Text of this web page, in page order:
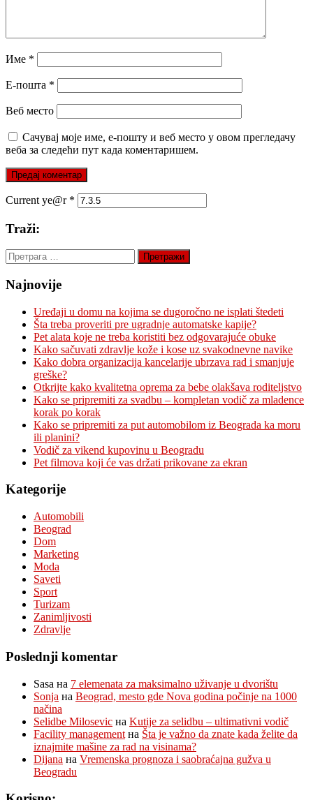
Име *
Е-пошта *
Веб место
Сачувај моје име, е-пошту и веб место у овом прегледачу
веба за следећи пут када коментаришем.
Current ye@r *
Traži:
Претрага
за:
Najnovije
Uređaji u domu na kojima se dugoročno ne isplati štedeti
Šta treba proveriti pre ugradnje automatske kapije?
Pet alata koje ne treba koristiti bez odgovarajuće obuke
Kako sačuvati zdravlje kože i kose uz svakodnevne navike
Kako dobra organizacija kancelarije ubrzava rad i smanjuje
greške?
Otkrijte kako kvalitetna oprema za bebe olakšava roditeljstvo
Kako se pripremiti za svadbu – kompletan vodič za mladence
korak po korak
Kako se pripremiti za put automobilom iz Beograda ka moru
ili planini?
Vodič za vikend kupovinu u Beogradu
Pet filmova koji će vas držati prikovane za ekran
Kategorije
Automobili
Beograd
Dom
Marketing
Moda
Saveti
Sport
Turizam
Zanimljivosti
Zdravlje
Poslednji komentar
Sasa на 7 elemenata za maksimalno uživanje u dvorištu
Sonja на Beograd, mesto gde Nova godina počinje na 1000
načina
Selidbe Milosevic на Kutije za selidbu – ultimativni vodič
Facility management на Šta je važno da znate kada želite da
iznajmite mašine za rad na visinama?
Dijana на Vremenska prognoza i saobraćajna gužva u
Beogradu